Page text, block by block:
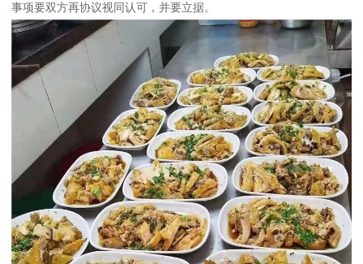
事项要双方再协议视同认可，并要立据。